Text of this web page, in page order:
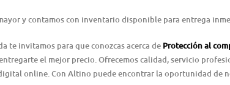
y contamos con inventario disponible para entrega
te invitamos para que conozcas acerca de Protección al
el mejor precio. Ofrecemos calidad, servicio
online. Con Altino puede encontrar la oportunidad de